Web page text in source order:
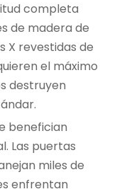
completa
de madera de
X revestidas de
el máximo
​​destruyen
benefician
Las puertas
miles de
enfrentan